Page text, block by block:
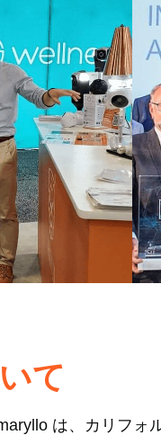
て
は、カリフォ